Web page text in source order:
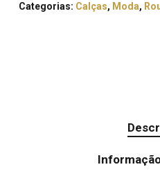
Categorias: Calças, Moda,